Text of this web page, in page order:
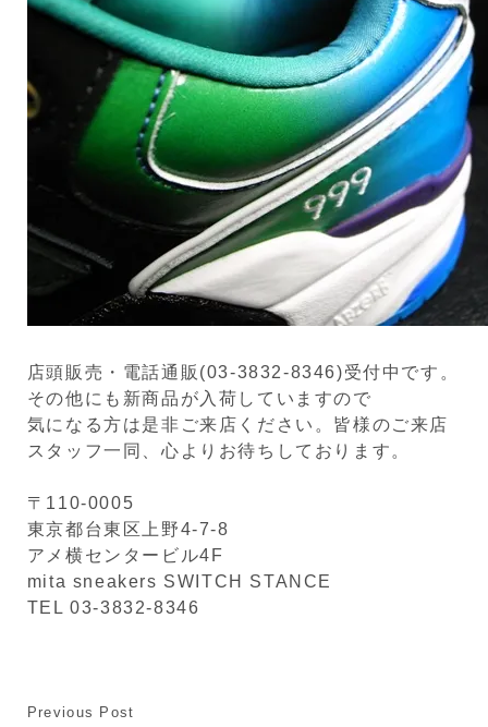
店頭販売・電話通販(03-3832-8346)受付中です。
その他にも新商品が入荷していますので
気になる方は是非ご来店ください。皆様のご来店
スタッフ一同、心よりお待ちしております。
〒110-0005
東京都台東区上野4-7-8
アメ横センタービル4F
mita sneakers SWITCH STANCE
TEL 03-3832-8346
Previous Post